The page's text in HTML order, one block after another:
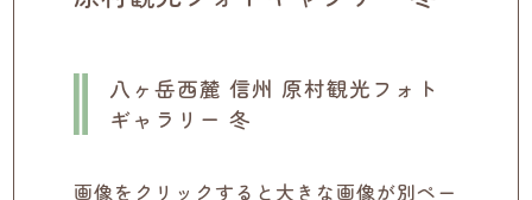
八ヶ岳西麓 信州 原村観光フォト
ギャラリー 冬
画像をクリックすると大きな画像が別ペー